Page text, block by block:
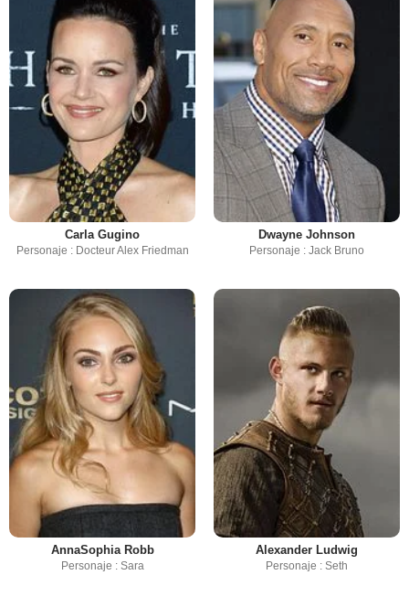
Carla Gugino
Personaje : Docteur Alex Friedman
Dwayne Johnson
Personaje : Jack Bruno
AnnaSophia Robb
Personaje : Sara
Alexander Ludwig
Personaje : Seth